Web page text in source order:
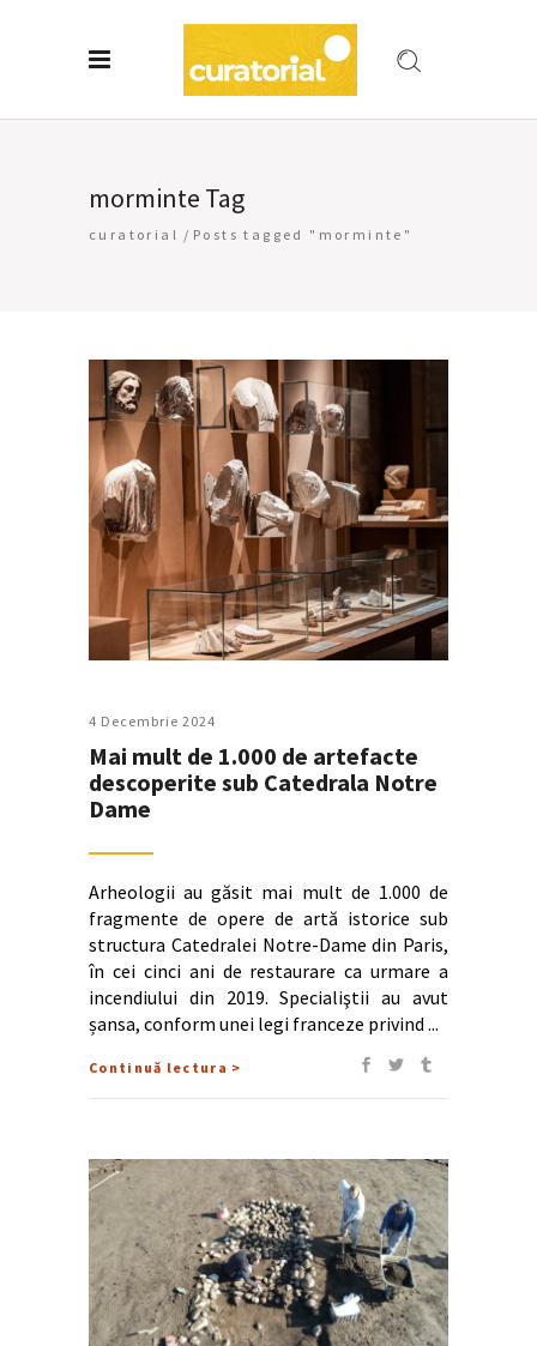
morminte Tag
curatorial / Posts tagged "morminte"
4 Decembrie 2024
Mai mult de 1.000 de artefacte
descoperite sub Catedrala Notre
Dame
Arheologii au găsit mai mult de 1.000 de
fragmente de opere de artă istorice sub
structura Catedralei Notre-Dame din Paris,
în cei cinci ani de restaurare ca urmare a
incendiului din 2019. Specialiştii au avut
șansa, conform unei legi franceze privind
Continuă lectura >